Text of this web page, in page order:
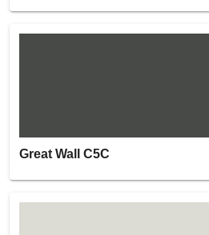
Great Wall C5C